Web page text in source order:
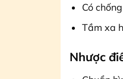
Có
Tầm xa
Nhược